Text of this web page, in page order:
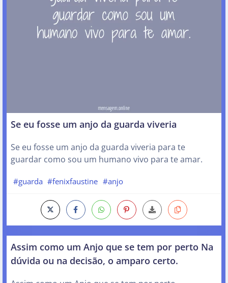
Se eu fosse um anjo da guarda viveria
Se eu fosse um anjo da guarda viveria para te
guardar como sou um humano vivo para te amar.
#guarda #fenixfaustine #anjo
Assim como um Anjo que se tem por perto Na
dúvida ou na decisão, o amparo certo.